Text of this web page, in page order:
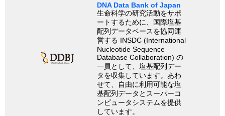
DNA Data Bank of Japan
生命科学の研究活動をサポ
ートするために、国際塩基
配列データベースを協同運
営する INSDC (International
Nucleotide Sequence
Database Collaboration) の
一員として、塩基配列デー
タを収集しています。あわ
せて、自由に利用可能な塩
基配列データとスーパーコ
ンピュータシステムを提供
しています。